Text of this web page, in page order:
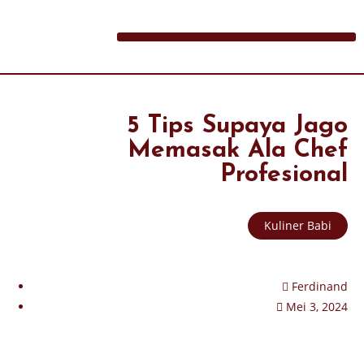
5 Tips Supaya Jago
Memasak Ala Chef
Profesional
Kuliner Babi
Ferdinand
Mei 3, 2024